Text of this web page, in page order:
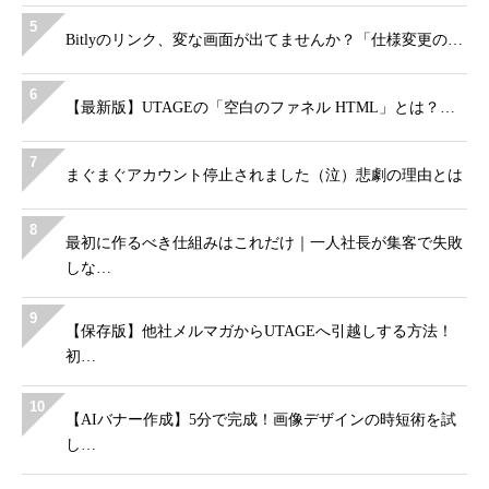
5
Bitlyのリンク、変な画面が出てませんか？「仕様変更の…
6
【最新版】UTAGEの「空白のファネル HTML」とは？…
7
まぐまぐアカウント停止されました（泣）悲劇の理由とは
8
最初に作るべき仕組みはこれだけ｜一人社長が集客で失敗
しな…
9
【保存版】他社メルマガからUTAGEへ引越しする方法！
初…
10
【AIバナー作成】5分で完成！画像デザインの時短術を試
し…